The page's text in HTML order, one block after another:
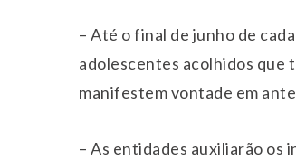
– Até o final de junho de
adolescentes acolhidos que
manifestem vontade em
– As entidades auxiliarão os